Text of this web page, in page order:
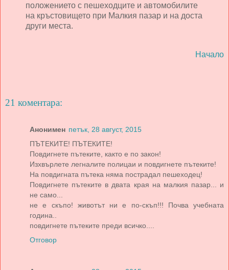
положението с пешеходците и автомобилите
на кръстовището при Малкия пазар и на доста
други места.
Начало
21 коментара:
Анонимен петък, 28 август, 2015
ПЪТЕКИТЕ! ПЪТЕКИТЕ!
Повдигнете пътеките, както е по закон!
Изхвърлете легналите полицаи и повдигнете пътеките!
На повдигната пътека няма пострадал пешеходец!
Повдигнете пътеките в двата края на малкия пазар... и
не само...
не е скъпо! животът ни е по-скъп!!! Почва учебната
година..
повдигнете пътеките преди всичко....
Отговор